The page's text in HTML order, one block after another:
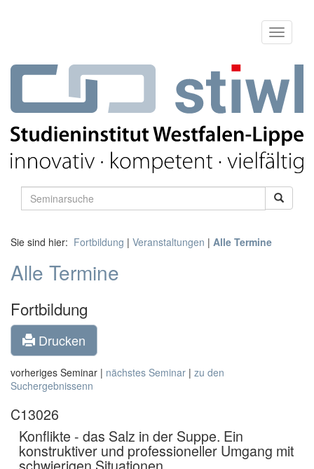
Sie sind hier: Fortbildung | Veranstaltungen | Alle Termine
Alle Termine
Fortbildung
Drucken
vorheriges Seminar | nächstes Seminar | zu den
Suchergebnissenn
C13026
Konflikte - das Salz in der Suppe. Ein
konstruktiver und professioneller Umgang mit